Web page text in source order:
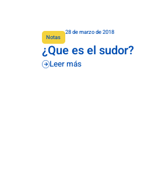
Notas
28 de marzo de 2018
¿Que es el sudor?
Leer más